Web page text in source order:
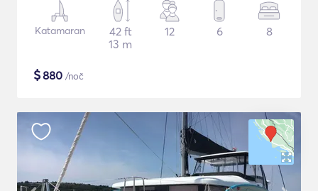
Katamaran
42 ft
13 m
12 6 8
$880 /noč